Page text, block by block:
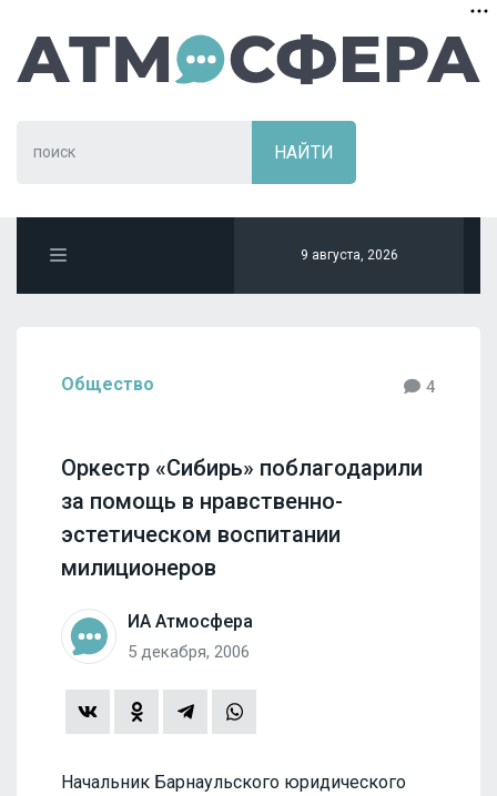
9 августа, 2026
Общество 4
Оркестр «Сибирь» поблагодарили
за помощь в нравственно-
эстетическом воспитании
милиционеров
ИА Атмосфера
5 декабря, 2006
Начальник Барнаульского юридического